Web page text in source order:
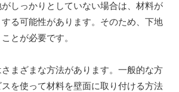
しっかりとしていない場合は、材料が
る可能性があります。そのため、下地
とが必要です。
まざまな方法があります。一般的な方
を使って材料を壁面に取り付ける方法